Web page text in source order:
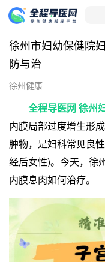
徐州市妇幼保健院
防与治
徐州健康
全程导医网 徐州
内膜局部过度增生形
肿物，是妇科常见良
经后女性)。今天，徐
内膜息肉如何治疗。